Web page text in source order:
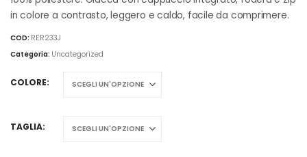
da
in colore a contrasto, leggero e caldo, facile da comprimere.
COD: RER233J
Categoria: Uncategorized
COLORE
TAGLIA